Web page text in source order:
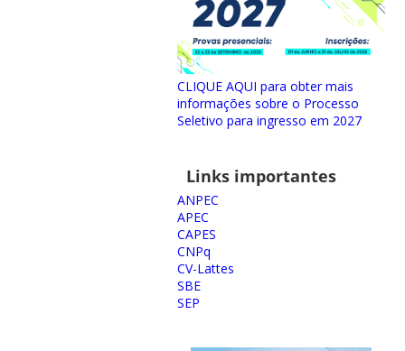
CLIQUE AQUI para obter mais
informações sobre o Processo
Seletivo para ingresso em 2027
Links importantes
ANPEC
APEC
CAPES
CNPq
CV-Lattes
SBE
SEP